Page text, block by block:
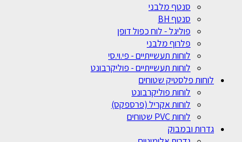
סנטף מלבני
סנטף BH
פוליגל - לוח כפול דופן
פלרוף מלבני
לוחות תעשייתיים - פי.וי.סי
לוחות תעשייתיים - פוליקרבונט
לוחות פלסטיק שטוחים
לוחות פוליקרבונט
לוחות אקריל (פרספקס)
לוחות PVC שטוחים
גדרות ובמבוק